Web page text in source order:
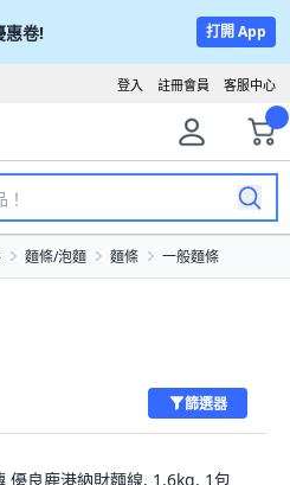
惠卷! 打開 App
客服中心
註冊會員
登入
麵條/泡麵 麵條 一般麵條
篩選器
優良鹿港納財麵線, 1.6kg, 1包